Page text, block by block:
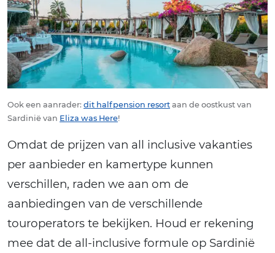
Ook een aanrader: dit halfpension resort aan de oostkust van
Sardinië van Eliza was Here!
Omdat de prijzen van all inclusive vakanties
per aanbieder en kamertype kunnen
verschillen, raden we aan om de
aanbiedingen van de verschillende
touroperators te bekijken. Houd er rekening
mee dat de all-inclusive formule op Sardinië